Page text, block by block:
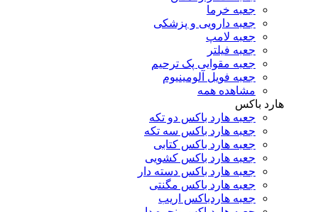
جعبه خرما
جعبه دارویی و پزشکی
جعبه لامپ
جعبه فیلتر
جعبه مقوایی پک ترحیم
جعبه فویل آلومینیوم
مشاهده همه
هارد باکس
جعبه هارد باکس دو تکه
جعبه هارد باکس سه تکه
جعبه هارد باکس کتابی
جعبه هارد باکس کشویی
جعبه هارد باکس دسته دار
جعبه هارد باکس مگنتی
جعبه هاردباکس اریب